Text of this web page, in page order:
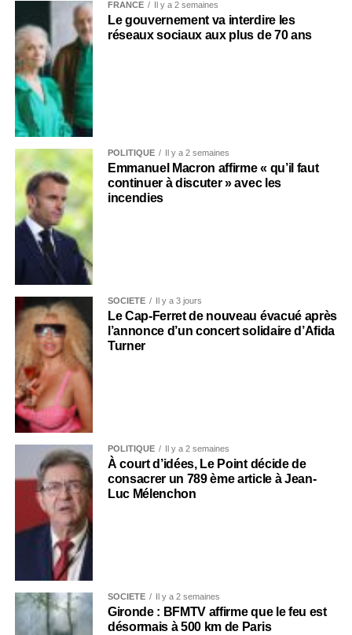
FRANCE Il y a 2 semaines
Le gouvernement va interdire les
réseaux sociaux aux plus de 70 ans
POLITIQUE Il y a 2 semaines
Emmanuel Macron affirme « qu’il faut
continuer à discuter » avec les
incendies
SOCIÉTÉ Il y a 3 jours
Le Cap-Ferret de nouveau évacué après
l’annonce d’un concert solidaire d’Afida
Turner
POLITIQUE Il y a 2 semaines
À court d’idées, Le Point décide de
consacrer un 789 ème article à Jean-
Luc Mélenchon
SOCIÉTÉ Il y a 2 semaines
Gironde : BFMTV affirme que le feu est
désormais à 500 km de Paris